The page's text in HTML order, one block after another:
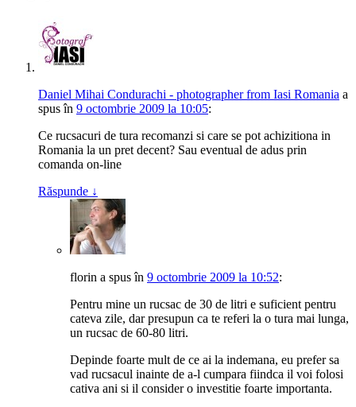
Daniel Mihai Condurachi - photographer from Iasi Romania a
spusîn 9 octombrie 2009 la 10:05:
Ce rucsacuri de tura recomanzi si care se pot achizitiona in
Romania la un pret decent? Sau eventual de adus prin
comanda on-line
Răspunde ↓
florin a spusîn 9 octombrie 2009 la 10:52:
Pentru mine un rucsac de 30 de litri e suficient pentru
cateva zile, dar presupun ca te referi la o tura mai lunga,
un rucsac de 60-80 litri.
Depinde foarte mult de ce ai la indemana, eu prefer sa
vad rucsacul inainte de a-l cumpara fiindca il voi folosi
cativa ani si il consider o investitie foarte importanta.